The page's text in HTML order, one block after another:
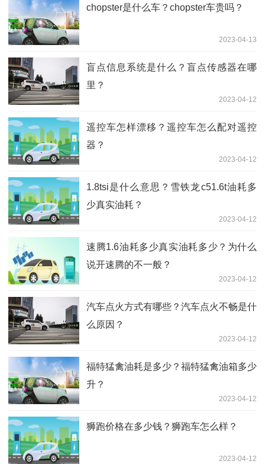
chopster是什么车？chopster车贵吗？
2023-04-13
盲点信息系统是什么？盲点传感器在哪
里？
2023-04-12
遥控车怎样漂移？遥控车怎么配对遥控
器？
2023-04-12
1.8tsi是什么意思？雪铁龙c51.6t油耗多
少真实油耗？
2023-04-12
速腾1.6油耗多少真实油耗多少？为什么
说开速腾的不一般？
2023-04-12
汽车点火方式有哪些？汽车点火不畅是什
么原因？
2023-04-12
福特猛禽油耗是多少？福特猛禽油箱多少
升？
2023-04-12
狮跑价格在多少钱？狮跑车怎么样？
2023-04-12